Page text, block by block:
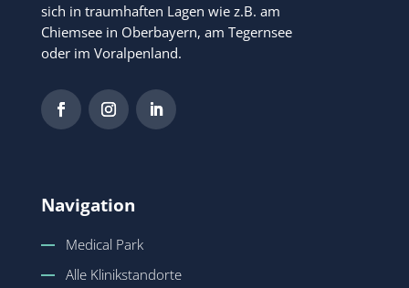
sich in traumhaften Lagen wie z.B. am
Chiemsee in Oberbayern, am Tegernsee
oder im Voralpenland.
Navigation
Medical Park
Alle Klinikstandorte